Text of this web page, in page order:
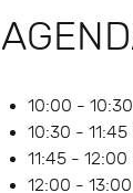
10:00 -
10:30 -
11:45 - 12:00
12:00 - 13:00